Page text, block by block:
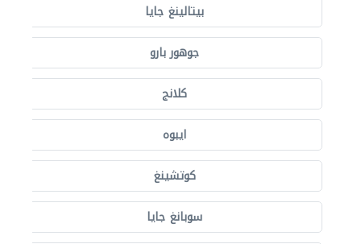
بيتالينغ جايا
جوهور بارو
كلانج
ايبوه
كوتشينغ
سوبانغ جايا